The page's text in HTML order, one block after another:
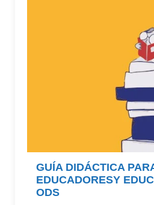
GUÍA DIDÁCTICA
EDUCADORESY
ODS